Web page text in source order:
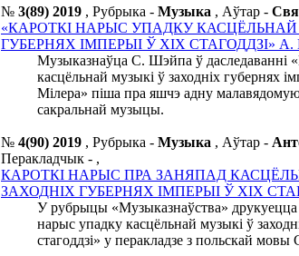
№ 3(89) 2019 , Рубрыка - Музыка , Аўтар -
«КАРОТКІ НАРЫС УПАДКУ КАСЦЁЛЬНАЙ
ГУБЕРНЯХ ІМПЕРЫІ Ў ХІХ СТАГОДДЗІ» А.
Музыказнаўца С. Шэйпа ў даследаванні
касцёльнай музыкі ў заходніх губернях
Мілера» піша пра яшчэ адну
сакральнай музыцы.
№ 4(90) 2019 , Рубрыка - Музыка , Аўтар -
Перакладчык - ,
КАРОТКІ НАРЫС ПРА ЗАНЯПАД
ЗАХОДНІХ ГУБЕРНЯХ ІМПЕРЫІ Ў ХІХ
У рубрыцы «Музыказнаўства»
нарыс упадку касцёльнай музыкі ў
стагоддзі» у перакладзе з польскай